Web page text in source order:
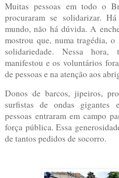
Muitas pessoas em todo o
procuraram se solidarizar.
mundo, não há dúvida. A
mostrou que, numa tragédia,
solidariedade. Nessa
manifestou e os voluntários
de pessoas e na atenção aos
Donos de barcos, jipeiros,
surfistas de ondas gigantes
pessoas entraram em campo
força pública. Essa
de tantos pedidos de socorro.